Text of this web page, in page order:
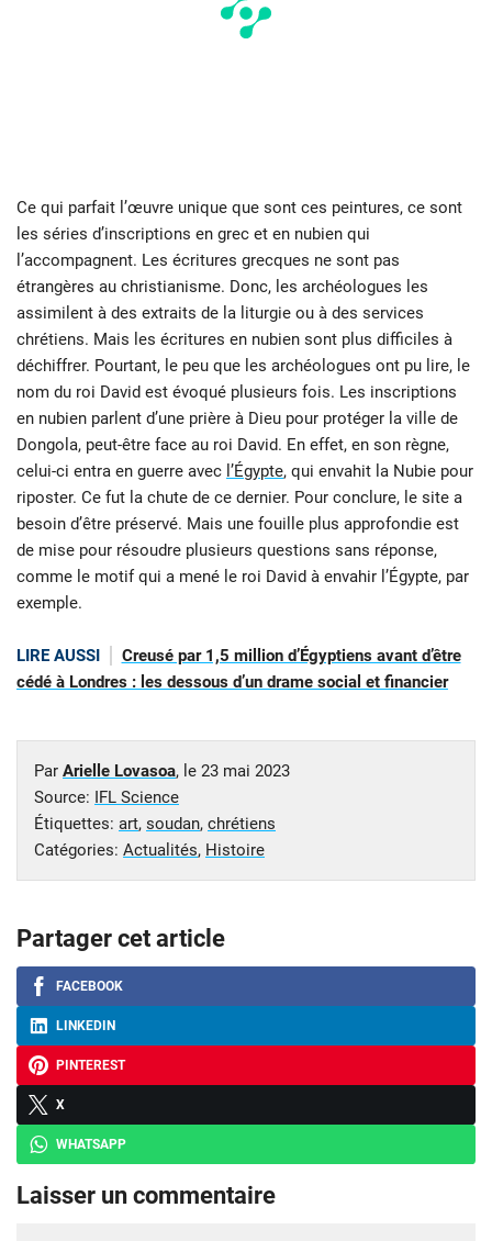
Ce qui parfait l’œuvre unique que sont ces peintures, ce sont
les séries d’inscriptions en grec et en nubien qui
l’accompagnent. Les écritures grecques ne sont pas
étrangères au christianisme. Donc, les archéologues les
assimilent à des extraits de la liturgie ou à des services
chrétiens. Mais les écritures en nubien sont plus difficiles à
déchiffrer. Pourtant, le peu que les archéologues ont pu lire, le
nom du roi David est évoqué plusieurs fois. Les inscriptions
en nubien parlent d’une prière à Dieu pour protéger la ville de
Dongola, peut-être face au roi David. En effet, en son règne,
celui-ci entra en guerre avec l’Égypte, qui envahit la Nubie pour
riposter. Ce fut la chute de ce dernier. Pour conclure, le site a
besoin d’être préservé. Mais une fouille plus approfondie est
de mise pour résoudre plusieurs questions sans réponse,
comme le motif qui a mené le roi David à envahir l’Égypte, par
exemple.
LIRE AUSSI
Creusé par 1,5 million d’Égyptiens avant d’être
cédé à Londres : les dessous d’un drame social et financier
Par Arielle Lovasoa, le 23 mai 2023
Source: IFL Science
Étiquettes: art, soudan, chrétiens
Catégories: Actualités, Histoire
Partager cet article
FACEBOOK
LINKEDIN
PINTEREST
X
WHATSAPP
Laisser un commentaire